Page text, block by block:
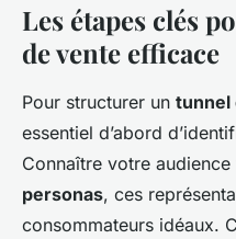
Les étapes clés
de vente efficace
Pour structurer un tunnel
essentiel d’abord
Connaître votre
personas, ces
consommateurs idéaux.